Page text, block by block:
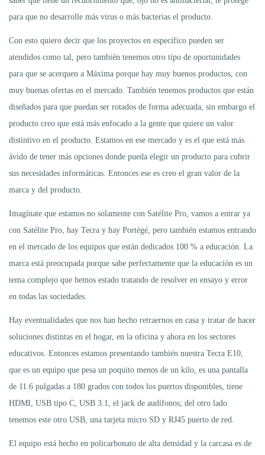
para que no desarrolle más virus o más bacterias el producto.
Con esto quiero decir que los proyectos en específico pueden ser
atendidos como tal, pero también tenemos otro tipo de oportunidades
para que se acerquen a Máxima porque hay muy buenos productos, con
muy buenas ofertas en el mercado. También tenemos productos que están
diseñados para que puedan ser rotados de forma adecuada, sin embargo el
producto creo que está más enfocado a la gente que quiere un valor
distintivo en el producto. Estamos en ese mercado y es el que está más
ávido de tener más opciones donde pueda elegir un producto para cubrir
sus necesidades informáticas. Entonces ese es creo el gran valor de la
marca y del producto.
Imagínate que estamos no solamente con Satélite Pro, vamos a entrar ya
con Satélite Pro, hay Tecra y hay Portégé, pero también estamos entrando
en el mercado de los equipos que están dedicados 100 % a educación. La
marca está preocupada porque sabe perfectamente que la educación es un
tema complejo que hemos estado tratando de resolver en ensayo y error
en todas las sociedades.
Hay eventualidades que nos han hecho retraernos en casa y tratar de hacer
soluciones distintas en el hogar, en la oficina y ahora en los sectores
educativos. Entonces estamos presentando también nuestra Tecra E10,
que es un equipo que pesa un poquito menos de un kilo, es una pantalla
de 11.6 pulgadas a 180 grados con todos los puertos disponibles, tiene
HDMI, USB tipo C, USB 3.1, el jack de audífonos; del otro lado
tenemos este otro USB, una tarjeta micro SD y RJ45 puerto de red.
El equipo está hecho en policarbonato de alta densidad y la carcasa es de